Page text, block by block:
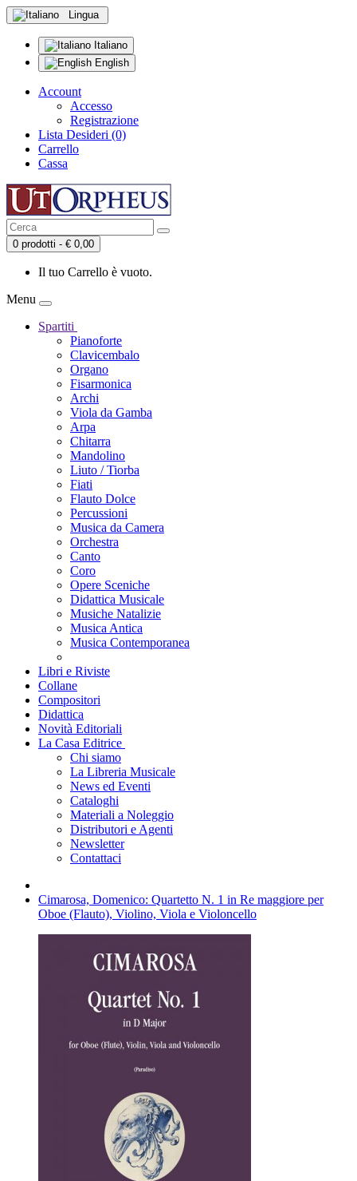
Lingua
Italiano
English
Account
Accesso
Registrazione
Lista Desideri (0)
Carrello
Cassa
0 prodotti - € 0,00
Il tuo Carrello è vuoto.
Menu
Spartiti
Pianoforte
Clavicembalo
Organo
Fisarmonica
Archi
Viola da Gamba
Arpa
Chitarra
Mandolino
Liuto / Tiorba
Fiati
Flauto Dolce
Percussioni
Musica da Camera
Orchestra
Canto
Coro
Opere Sceniche
Didattica Musicale
Musiche Natalizie
Musica Antica
Musica Contemporanea
Libri e Riviste
Collane
Compositori
Didattica
Novità Editoriali
La Casa Editrice
Chi siamo
La Libreria Musicale
News ed Eventi
Cataloghi
Materiali a Noleggio
Distributori e Agenti
Newsletter
Contattaci
Cimarosa, Domenico: Quartetto N. 1 in Re maggiore per
Oboe (Flauto), Violino, Viola e Violoncello